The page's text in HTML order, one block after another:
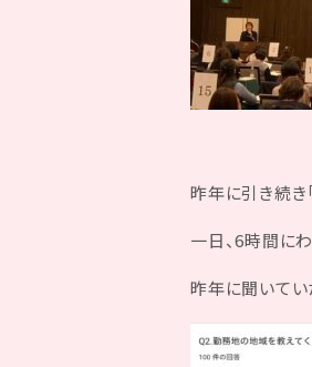
昨年に引き続き
一日、6時間に
昨年に聞いてい